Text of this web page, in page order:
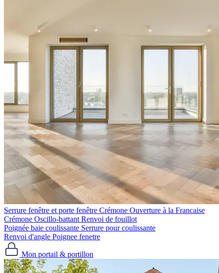
Serrure fenêtre et porte fenêtre
Crémone Ouverture à la Francaise
Crémone Oscillo-battant Renvoi de fouillot
Poignée baie coulissante Serrure pour coulissante
Renvoi d'angle Poignee fenetre
Mon portail & portillon